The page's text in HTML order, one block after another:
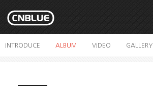
INTRODUCE ALBUM VIDEO GALLERY